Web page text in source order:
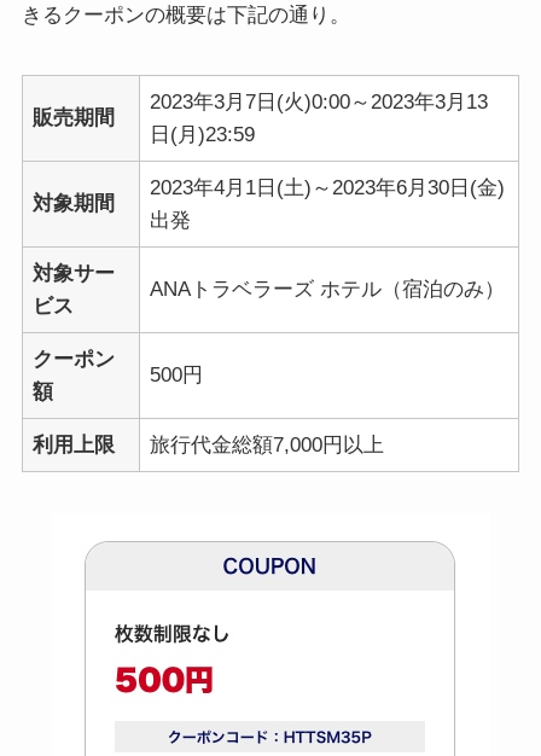
きるクーポンの概要は下記の通り。
販売期間
2023年3月7日(火)0:00～2023年3月13
日(月)23:59
対象期間
2023年4月1日(土)～2023年6月30日(金)
出発
対象サー
ビス
ANAトラベラーズ ホテル（宿泊のみ）
クーポン
額
500円
利用上限 旅行代金総額7,000円以上